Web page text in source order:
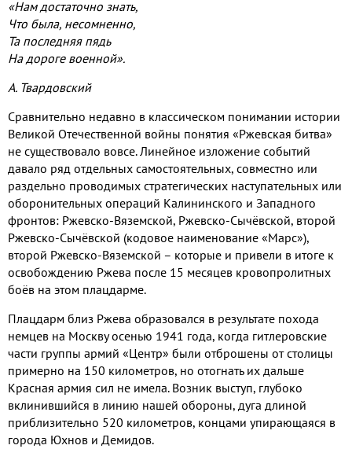
«Нам достаточно знать,
Что была, несомненно,
Та последняя пядь
На дороге военной».
А. Твардовский
Сравнительно недавно в классическом понимании истории
Великой Отечественной войны понятия «Ржевская битва»
не существовало вовсе. Линейное изложение событий
давало ряд отдельных самостоятельных, совместно или
раздельно проводимых стратегических наступательных или
оборонительных операций Калининского и Западного
фронтов: Ржевско-Вяземской, Ржевско-Сычёвской, второй
Ржевско-Сычёвской (кодовое наименование «Марс»),
второй Ржевско-Вяземской – которые и привели в итоге к
освобождению Ржева после 15 месяцев кровопролитных
боёв на этом плацдарме.
Плацдарм близ Ржева образовался в результате похода
немцев на Москву осенью 1941 года, когда гитлеровские
части группы армий «Центр» были отброшены от столицы
примерно на 150 километров, но отогнать их дальше
Красная армия сил не имела. Возник выступ, глубоко
вклинившийся в линию нашей обороны, дуга длиной
приблизительно 520 километров, концами упирающаяся в
города Юхнов и Демидов.